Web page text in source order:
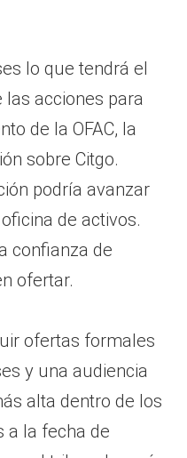
lo que tendrá el
acciones para
de la OFAC, la
sobre Citgo.
podría avanzar
de activos.
confianza de
ofertar.
ofertas formales
y una audiencia
alta dentro de los
a la fecha de